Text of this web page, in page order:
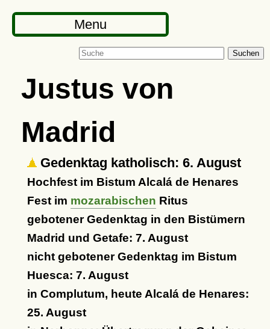
Menu
Suchen
Justus von
Madrid
Gedenktag katholisch: 6. August
Hochfest im Bistum Alcalá de Henares
Fest im mozarabischen Ritus
gebotener Gedenktag in den Bistümern
Madrid und Getafe: 7. August
nicht gebotener Gedenktag im Bistum
Huesca: 7. August
in Complutum, heute Alcalá de Henares:
25. August